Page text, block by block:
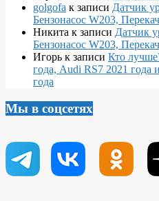
golgofa к записи Датчик
Бензонасос W203,
Никита к записи Датчик
Бензонасос W203,
Игорь к записи Кто
года, Audi RS7 2021 года
года
Мы в соцсетях